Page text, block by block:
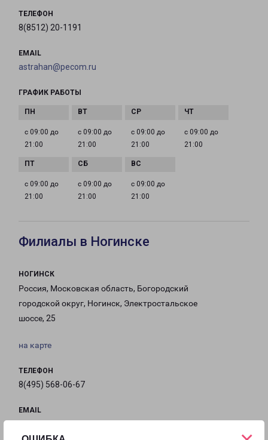
ТЕЛЕФОН
8(8512) 20-1191
EMAIL
astrahan@pecom.ru
ГРАФИК РАБОТЫ
с 09:00 до
21:00
с 09:00 до
21:00
с 09:00 до
21:00
с 09:00 до
21:00
с 09:00 до
21:00
с 09:00 до
21:00
с 09:00 до
21:00
Филиалы в Ногинске
НОГИНСК
Россия, Московская область, Богородский
городской округ, Ногинск, Электростальское
шоссе, 25
на карте
ТЕЛЕФОН
8(495) 568-06-67
EMAIL